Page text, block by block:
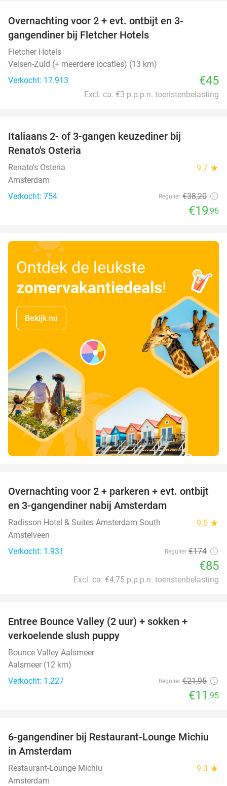
Overnachting voor 2 + evt. ontbijt en 3-
gangendiner bij Fletcher Hotels
Fletcher Hotels
Velsen-Zuid (+ meerdere locaties) (13 km)
Verkocht: 17.913
€45
Excl. ca. €3 p.p.p.n. toeristenbelasting
Italiaans 2- of 3-gangen keuzediner bij
Renato's Osteria
Renato's Osteria 9.7 star
Amsterdam
Verkocht: 754
Regulier €38,20
€19,95
Ontdek de leukste
zomervakantiedeals!
Bekijk nu
51%
Overnachting voor 2 + parkeren + evt. ontbijt
en 3-gangendiner nabij Amsterdam
Radisson Hotel & Suites Amsterdam South 9.5 star
Amstelveen
Verkocht: 1.931
Regulier €174
€85
Excl. ca. €4,75 p.p.p.n. toeristenbelasting
Entree Bounce Valley (2 uur) + sokken +
verkoelende slush puppy
Bounce Valley Aalsmeer
Aalsmeer (12 km)
Verkocht: 1.227
Regulier €21,95
€11 ,95
26%
6-gangendiner bij Restaurant-Lounge Michiu
in Amsterdam
Restaurant-Lounge Michiu 9.3 star
Amsterdam